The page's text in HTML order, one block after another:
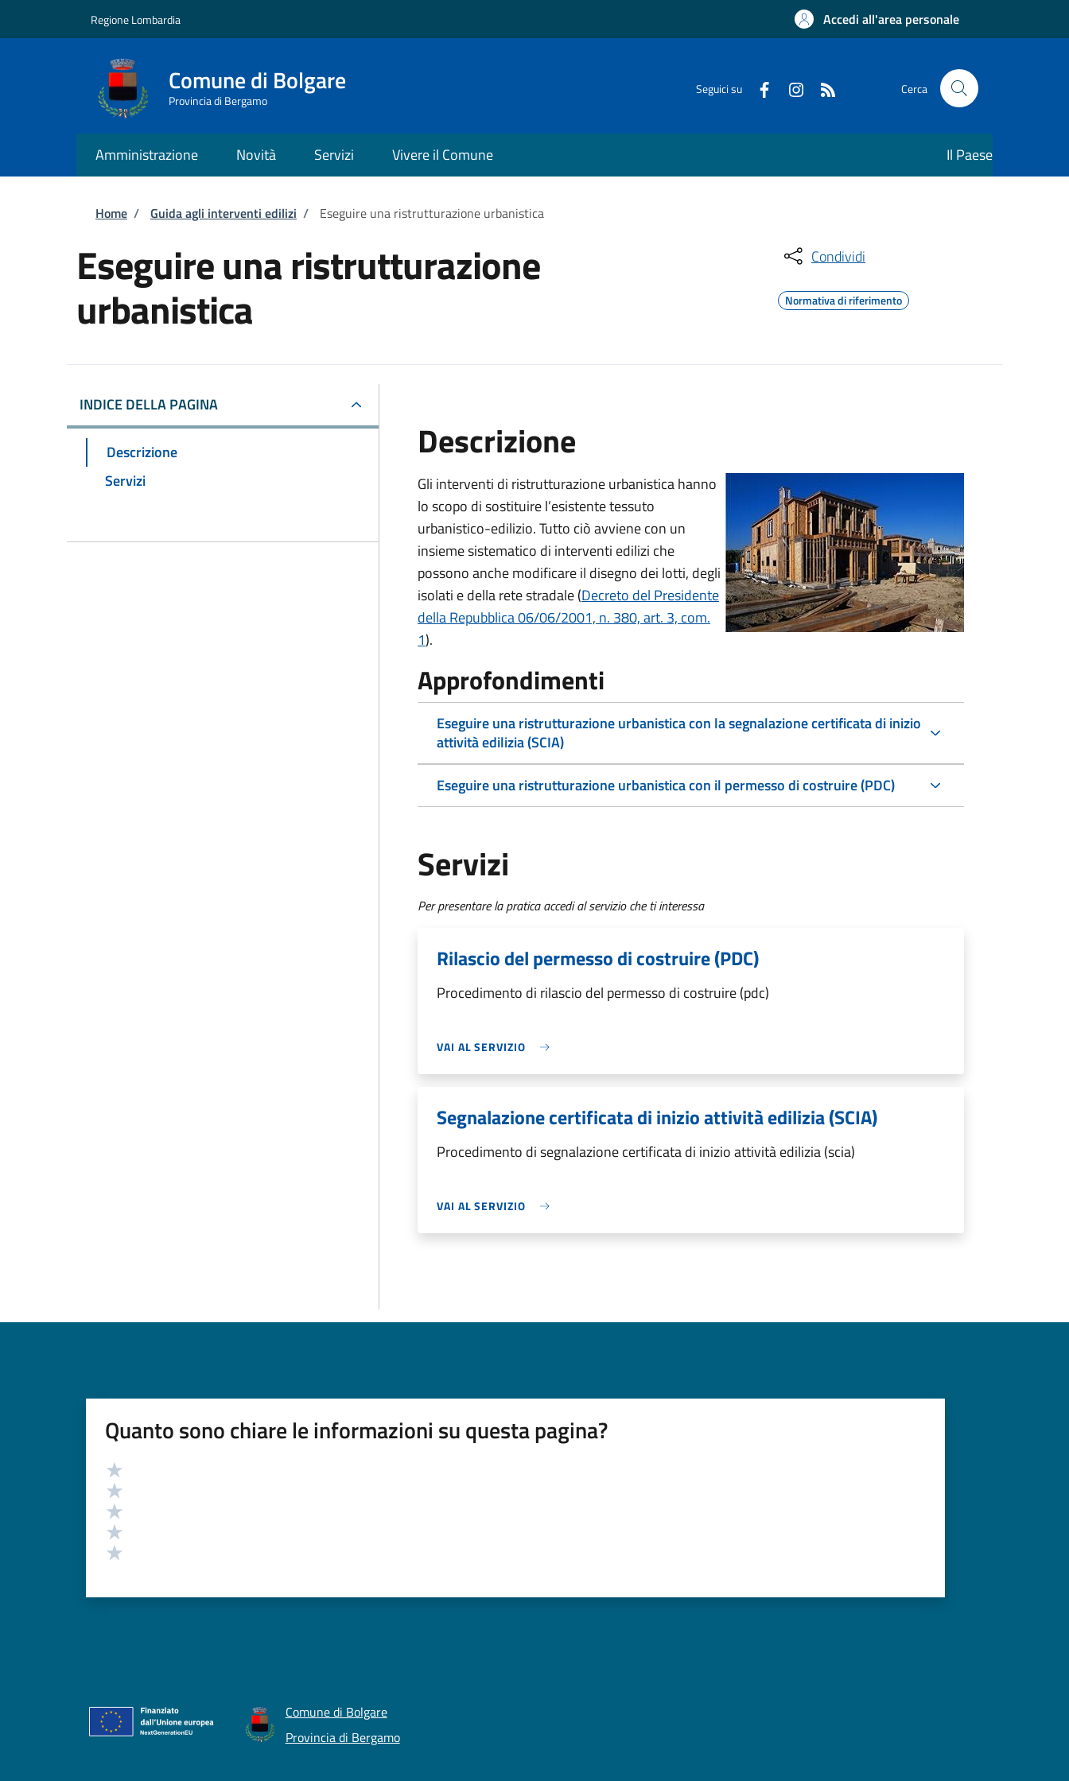
Regione Lombardia Accedi all'area personale
Comune di Bolgare
Provincia di Bergamo
Seguici su Cerca
Amministrazione Novità Servizi Vivere il Comune Il Paese
Briciole di pane
Home / Guida agli interventi edilizi / Eseguire una ristrutturazione urbanistica
Eseguire una ristrutturazione
urbanistica
Condividi
Normativa di riferimento
INDICE DELLA PAGINA
Descrizione
Servizi
Descrizione
Gli interventi di ristrutturazione urbanistica hanno
lo scopo di sostituire l’esistente tessuto
urbanistico-edilizio. Tutto ciò avviene con un
insieme sistematico di interventi edilizi che
possono anche modificare il disegno dei lotti, degli
isolati e della rete stradale (Decreto del Presidente
della Repubblica 06/06/2001, n. 380, art. 3, com.
1).
Approfondimenti
Eseguire una ristrutturazione urbanistica con la segnalazione certificata di inizio
attività edilizia (SCIA)
Eseguire una ristrutturazione urbanistica con il permesso di costruire (PDC)
Servizi
Per presentare la pratica accedi al servizio che ti interessa
Rilascio del permesso di costruire (PDC)
Procedimento di rilascio del permesso di costruire (pdc)
VAI AL SERVIZIO
Segnalazione certificata di inizio attività edilizia (SCIA)
Procedimento di segnalazione certificata di inizio attività edilizia (scia)
VAI AL SERVIZIO
Quanto sono chiare le informazioni su questa pagina?
Valutazione
Comune di Bolgare
Provincia di Bergamo